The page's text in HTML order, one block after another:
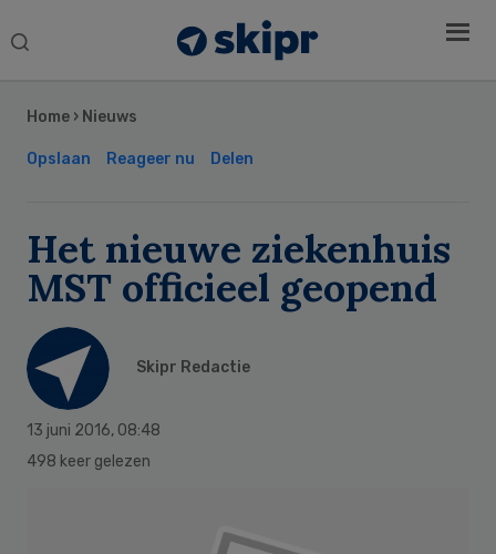
Search
Home › Nieuws
Opslaan Reageer nu Delen
Het nieuwe ziekenhuis
MST officieel geopend
Skipr Redactie
13 juni 2016, 08:48
498 keer gelezen
Sidebar